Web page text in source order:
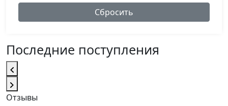
Сбросить
Последние поступления
Отзывы